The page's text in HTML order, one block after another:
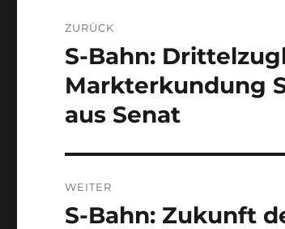
ZURÜCK
Vorheriger
Beitrag:
S-Bahn:
Markterkundung
aus Senat
WEITER
Nächster
S-Bahn: Zukunft